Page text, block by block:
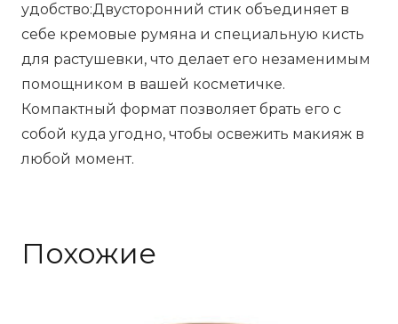
удобство:Двусторонний стик объединяет в
себе кремовые румяна и специальную кисть
для растушевки, что делает его незаменимым
помощником в вашей косметичке.
Компактный формат позволяет брать его с
собой куда угодно, чтобы освежить макияж в
любой момент.
Похожие